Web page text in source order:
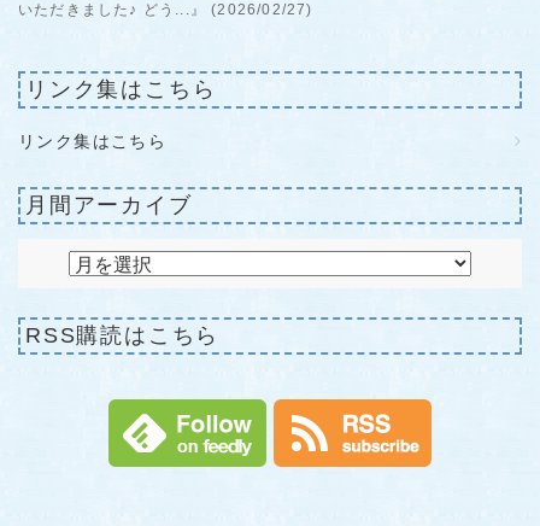
いただきました♪ どう...』 (2026/02/27)
リンク集はこちら
リンク集はこちら
月間アーカイブ
RSS購読はこちら